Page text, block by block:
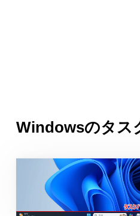
Windowsのタス